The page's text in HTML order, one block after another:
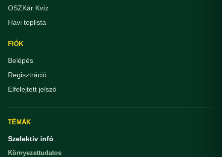
OSZKár Kvíz
Havi toplista
FIÓK
Belépés
Regisztráció
Elfelejtett jelszó
TÉMÁK
Szelektív infó
Környezettudatos